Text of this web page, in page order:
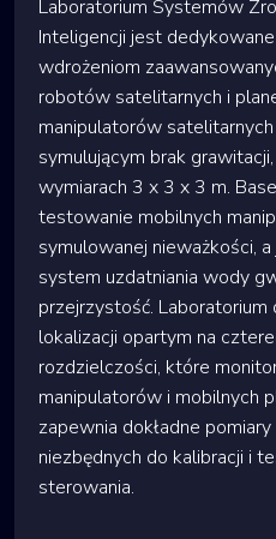
Laboratorium Systemów
Inteligencji jest
wdrożeniom
robotów satelitarnych i
manipulatorów
symulującym brak
wymiarach 3 x 3 x 3 m.
testowanie mobilnych
symulowanej nieważkości,
system uzdatniania wody
przejrzystość.
lokalizacji opartym na
rozdzielczości, które
manipulatorów i mobilnych
zapewnia dokładne
niezbędnych do kalibracji i
sterowania.